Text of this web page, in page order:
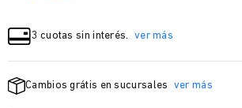
3 cuotas sin interés. ver más
Cambios grátis en sucursales ver más